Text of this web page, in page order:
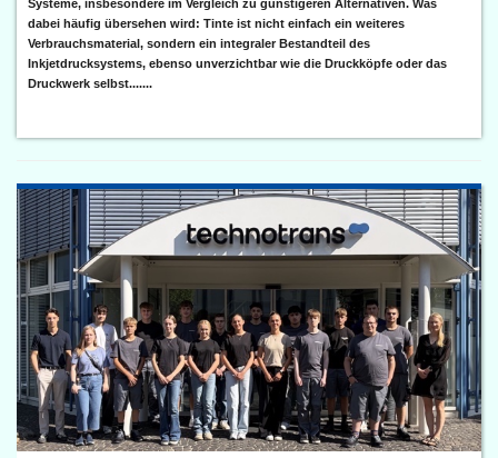
Systeme, insbesondere im Vergleich zu günstigeren Alternativen. Was
dabei häufig übersehen wird: Tinte ist nicht einfach ein weiteres
Verbrauchsmaterial, sondern ein integraler Bestandteil des
Inkjetdrucksystems, ebenso unverzichtbar wie die Druckköpfe oder das
Druckwerk selbst.......